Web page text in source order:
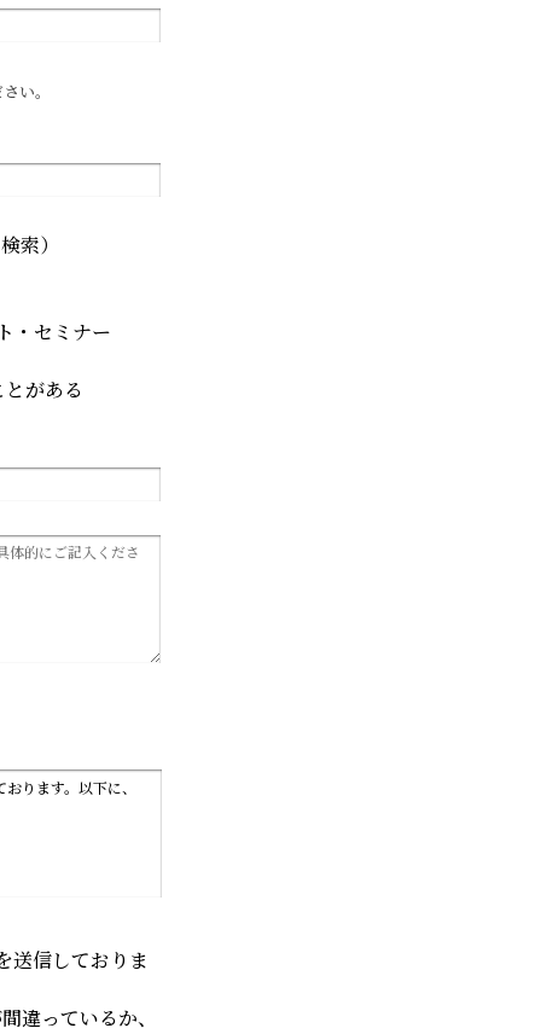
い。
索）
・セミナー
がある
ります。以下に、
するため、適切な安
送信しておりま
違っているか、